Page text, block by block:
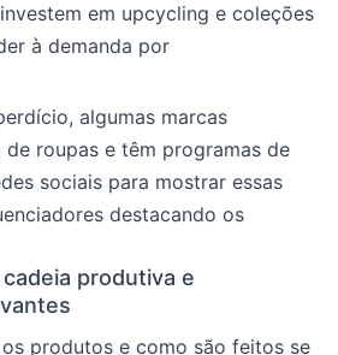
em upcycling e coleções
à demanda por
algumas marcas
roupas e têm programas de
sociais para mostrar essas
destacando os
produtiva e
produtos e como são feitos se